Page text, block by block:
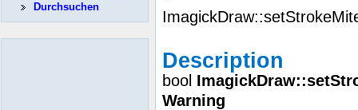
Description
bool
Warning
Durchsuchen